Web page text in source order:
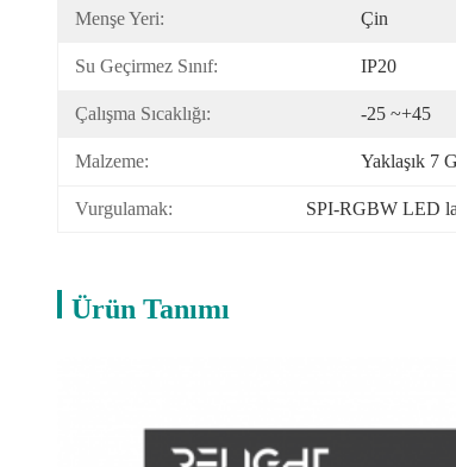
Menşe Yeri: Çin
Su Geçirmez Sınıf: IP20
Çalışma Sıcaklığı: -25 ~+45
Malzeme: Yaklaşık 7
Vurgulamak: SPI-RGBW LED
Ürün Tanımı